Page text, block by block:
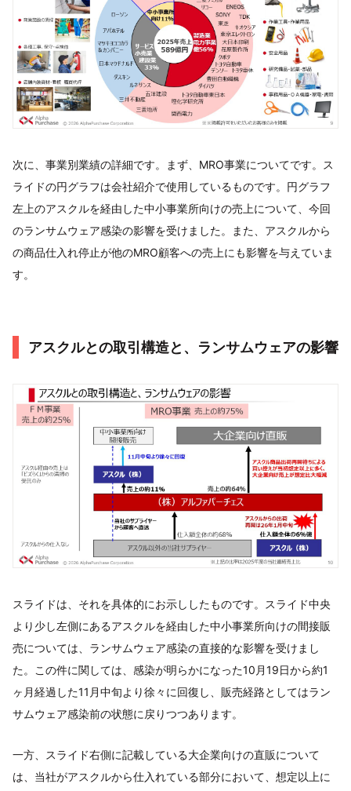
次に、事業別業績の詳細です。まず、MRO事業についてです。ス
ライドの円グラフは会社紹介で使用しているものです。円グラフ
左上のアスクルを経由した中小事業所向けの売上について、今回
のランサムウェア感染の影響を受けました。また、アスクルから
の商品仕入れ停止が他のMRO顧客への売上にも影響を与えていま
す。
アスクルとの取引構造と、ランサムウェアの影響
スライドは、それを具体的にお示ししたものです。スライド中央
より少し左側にあるアスクルを経由した中小事業所向けの間接販
売については、ランサムウェア感染の直接的な影響を受けまし
た。この件に関しては、感染が明らかになった10月19日から約1
ヶ月経過した11月中旬より徐々に回復し、販売経路としてはラン
サムウェア感染前の状態に戻りつつあります。
一方、スライド右側に記載している大企業向けの直販について
は、当社がアスクルから仕入れている部分において、想定以上に